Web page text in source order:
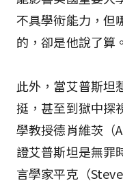
不具學術能力，但
的，卻是他說了算。
此外，當艾普斯坦
挺，甚至到獄中探
學教授德肖維茨（
證艾普斯坦是無罪
言學家平克（